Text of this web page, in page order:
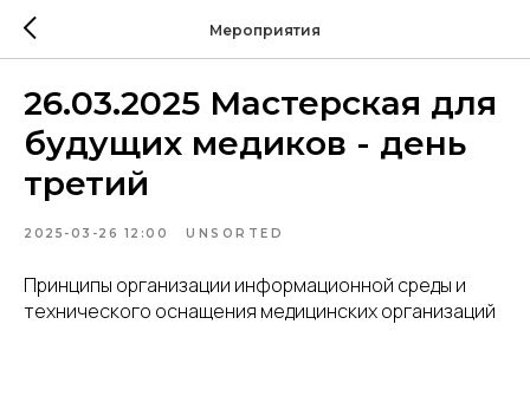
Мероприятия
26.03.2025 Мастерская для
будущих медиков - день
третий
2025-03-26 12:00 UNSORTED
Принципы организации информационной среды и
технического оснащения медицинских организаций